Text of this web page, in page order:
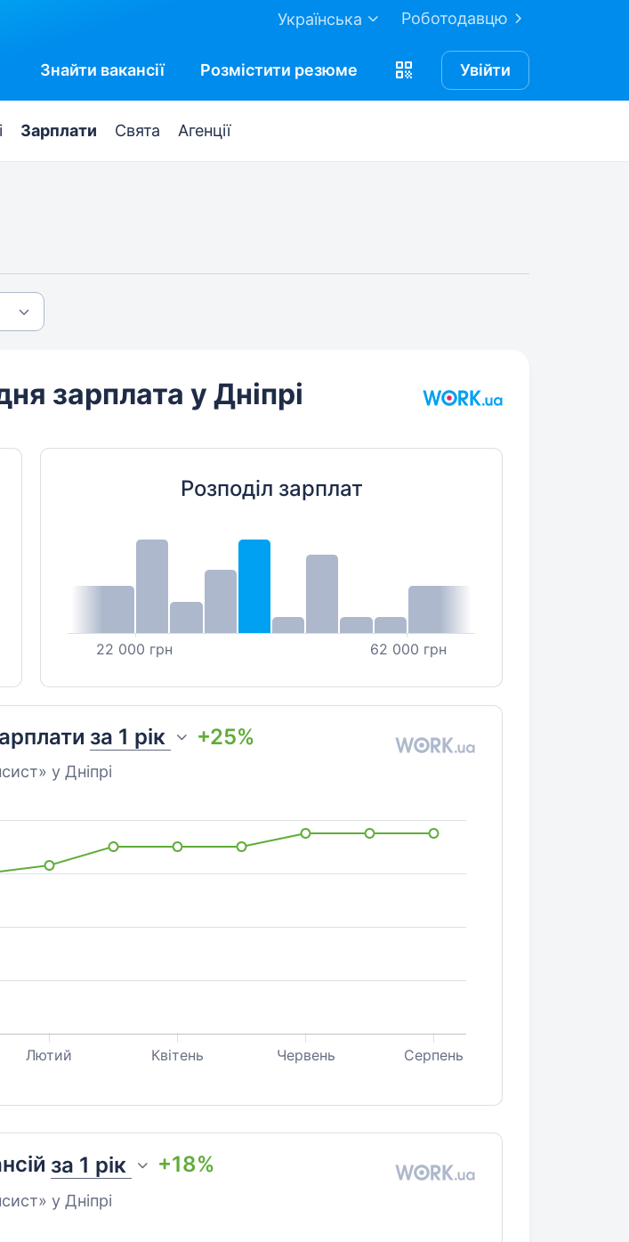
Роботодавцю
Українська
Знайти вакансії Розмістити резюме Увійти
Зарплати Свята Агенції
зарплата у Дніпрі
Розподіл зарплат
22 000 грн 62 000 грн
за 1 рік +25%
у Дніпрі
Лютий Квітень Червень Серпень
за 1 рік +18%
у Дніпрі